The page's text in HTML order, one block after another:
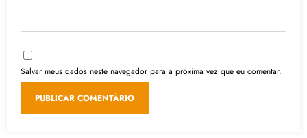
Salvar meus dados neste navegador para a próxima vez que eu comentar.